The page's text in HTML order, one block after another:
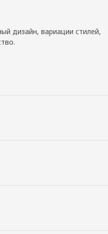
дизайн, вариации стилей,